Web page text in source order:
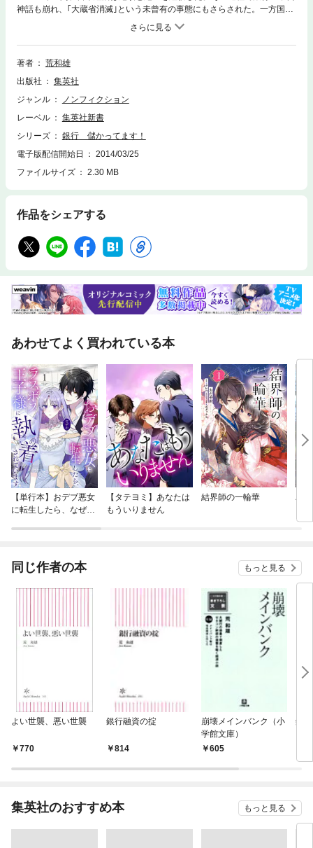
神話も崩れ、｢大蔵省消滅｣という未曾有の事態にもさらされた。一方国民
の間では、リストラ･過労死･ワーキングプアという言葉も、いつの間にか
定着した。これらの負の経験をもとに、銀行を中心とした我々の経済生活
に、新しいビジョンが生まれるはずだった。しかし、血税注入により生き
返った銀行は、なり振り構わぬ再編を繰り返し、メガバンクとしてひとり
な現状に苛立つ読者にとって、本書は彼らメガバンクの本音と建前がよく
わかるコンパクトな一冊となる。
著者
荒和雄
出版社
集英社
ジャンル
ノンフィクション
レーベル
集英社新書
シリーズ
銀行 儲かってます！
電子版配信開始日
2014/03/25
ファイルサイズ
2.30 MB
作品をシェアする
あわせてよく買われている本
【単行本】おデブ悪女
に転生したら、なぜか
【タテヨミ】あなたは
もういりません
結界師の一輪華
バ
今
同じ作者の本 もっと見る
よい世襲、悪い世襲
770
銀行融資の掟
814
崩壊メインバンク（小
学館文庫）
605
銀
集英社のおすすめ本 もっと見る